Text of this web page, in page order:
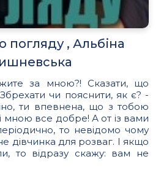
погляду , Альбіна
за мною?! Сказати, що
чи пояснити, як є? -
ти впевнена, що з тобою
мною все добре! А от із вами
то невідомо чому
дівчинка для розваг. І якщо
то відразу скажу: вам не